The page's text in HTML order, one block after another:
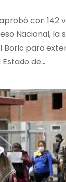
con 142
Nacional, la
Boric para
de…